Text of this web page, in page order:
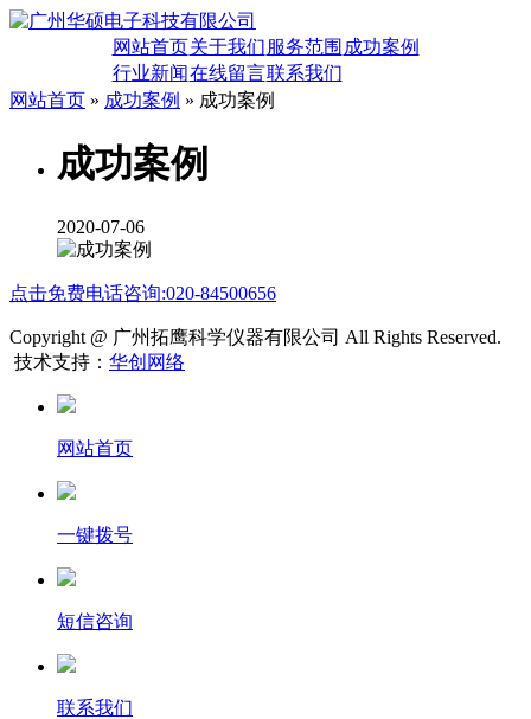
网站首页关于我们 服务范围 成功案例
行业新闻在线留言联系我们
网站首页 » 成功案例 » 成功案例
成功案例
2020-07-06
点击免费电话咨询:020-84500656
Copyright @ 广州拓鹰科学仪器有限公司 All Rights Reserved.
技术支持： 华创网络
网站首页
一键拨号
短信咨询
联系我们